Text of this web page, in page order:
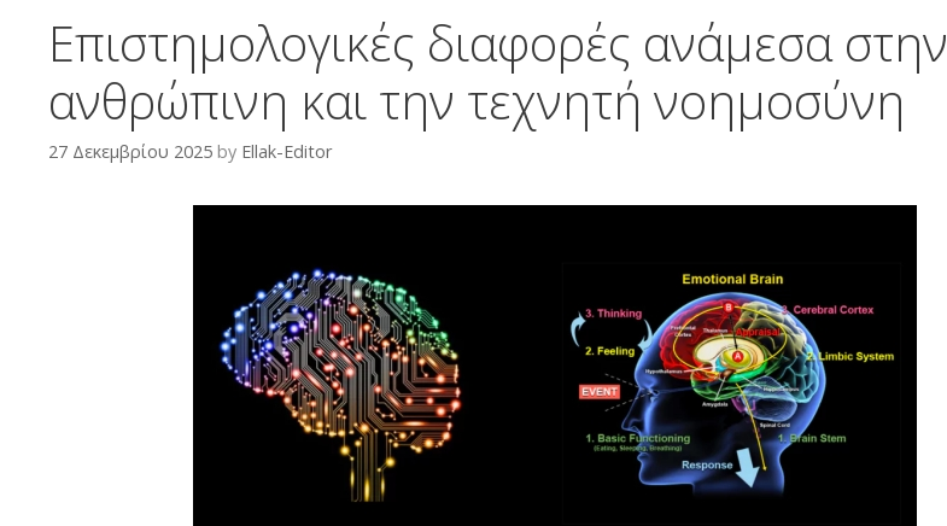
Επιστημολογικές διαφορές ανάμεσα στην
ανθρώπινη και την τεχνητή νοημοσύνη
27 Δεκεμβρίου 2025 by Ellak-Editor